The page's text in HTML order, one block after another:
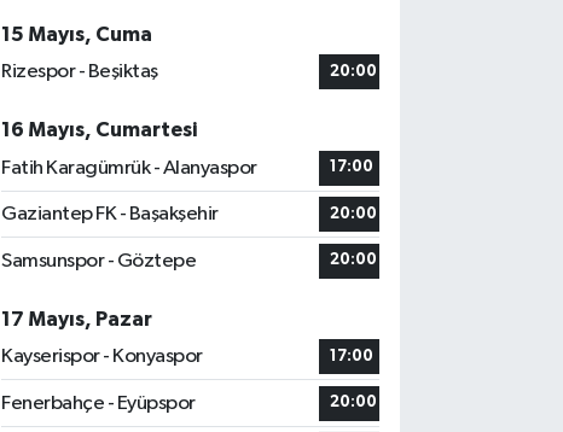
15 Mayıs, Cuma
Rizespor - Beşiktaş
20:00
16 Mayıs, Cumartesi
Fatih Karagümrük - Alanyaspor
17:00
Gaziantep FK - Başakşehir 20:00
Samsunspor - Göztepe 20:00
17 Mayıs, Pazar
Kayserispor - Konyaspor
17:00
Fenerbahçe - Eyüpspor 20:00